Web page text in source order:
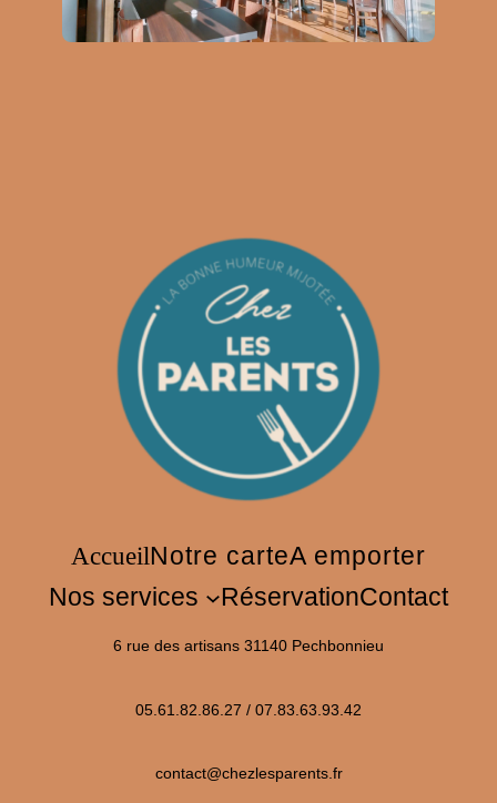
AccueilNotre carteA emporter
Nos services
RéservationContact
6 rue des artisans 31140 Pechbonnieu
05.61.82.86.27 / 07.83.63.93.42
contact@chezlesparents.fr